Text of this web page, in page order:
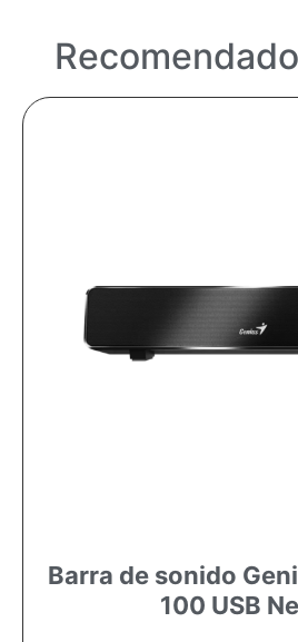
Barra de sonido
100 USB